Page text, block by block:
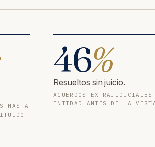
HASTA
46%
Resueltos sin juicio.
ACUERDOS
ENTIDAD ANTES DE LA VISTA